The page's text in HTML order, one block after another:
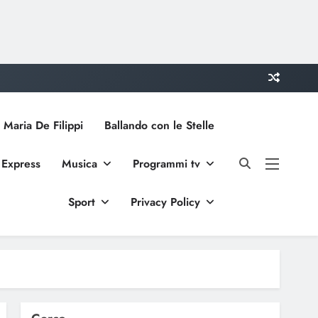
De Filippi Ballando con le Stelle
Musica Programmi tv
Sport Privacy Policy